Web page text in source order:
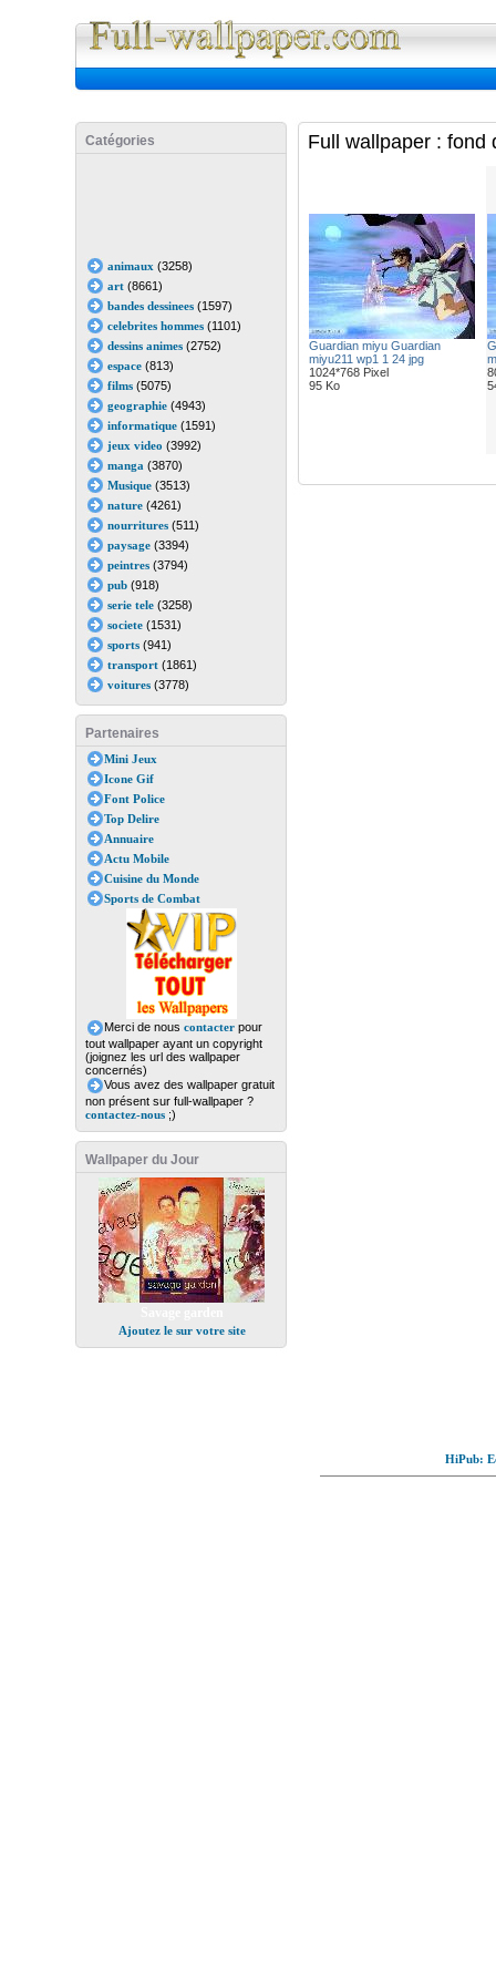
Catégories
animaux (3258)
art(8661)
bandes dessinees(1597)
celebrites hommes(1101)
dessins animes(2752)
espace(813)
films(5075)
geographie(4943)
informatique(1591)
jeux video (3992)
manga (3870)
Musique(3513)
nature(4261)
nourritures(511)
paysage(3394)
peintres(3794)
pub(918)
serie tele(3258)
societe(1531)
sports(941)
transport(1861)
voitures(3778)
Partenaires
Mini Jeux
Icone Gif
Font Police
Top Delire
Annuaire
Actu Mobile
Cuisine du Monde
Sports de Combat
Merci de nous contacterpour
tout wallpaper ayant un copyright
(joignez les url des wallpaper
concernés)
Vous avez des wallpaper gratuit
non présent sur full-wallpaper ?
contactez-nous;)
Wallpaper du Jour
Ajoutez le sur votre site
Full wallpaper : fond
Guardian miyu Guardian
miyu211 wp1 1 24 jpg
1024*768 Pixel
95 Ko
HiPub: